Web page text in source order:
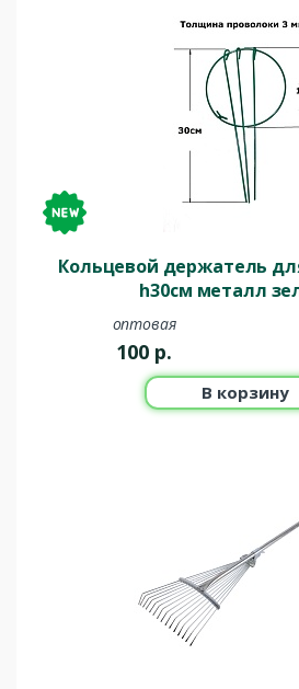
Кольцевой держатель
h30см металл
оптовая
100 р.
В корзину